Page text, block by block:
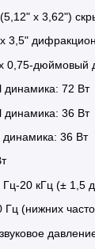
x 3,62")
3,5"
0,75-дюймовый
72 Вт
36 Вт
36 Вт
Гц-20 кГц (± 1,5
Гц (нижних